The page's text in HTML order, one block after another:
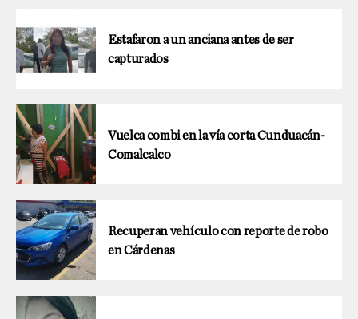
Estafaron a un anciana antes de ser
capturados
Vuelca combi en la vía corta Cunduacán-
Comalcalco
Recuperan vehículo con reporte de robo
en Cárdenas